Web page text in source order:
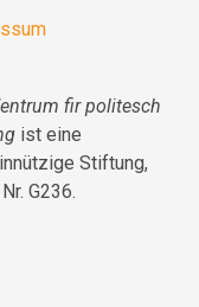
fir politesch
ist eine
Stiftung,
G236.